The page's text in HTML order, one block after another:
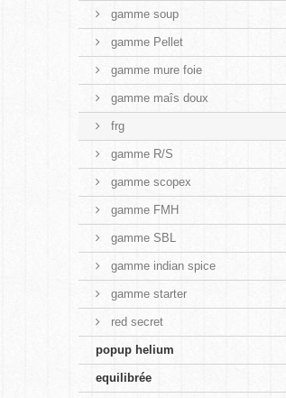
gamme soup
gamme Pellet
gamme mure foie
gamme maîs doux
frg
gamme R/S
gamme scopex
gamme FMH
gamme SBL
gamme indian spice
gamme starter
red secret
popup helium
equilibrée